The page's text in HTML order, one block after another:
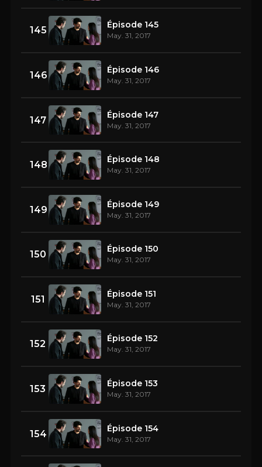
145 Épisode 145
May. 31, 2017
146 Épisode 146
May. 31, 2017
147 Épisode 147
May. 31, 2017
148 Épisode 148
May. 31, 2017
149 Épisode 149
May. 31, 2017
150 Épisode 150
May. 31, 2017
151 Épisode 151
May. 31, 2017
152 Épisode 152
May. 31, 2017
153 Épisode 153
May. 31, 2017
154 Épisode 154
May. 31, 2017